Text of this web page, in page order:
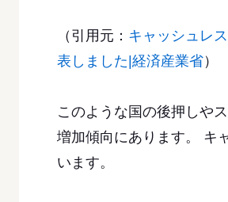
（引用元： キャッシュレ
表しました|経済産業省）
このような国の後押しや
増加傾向にあります。 キ
います。